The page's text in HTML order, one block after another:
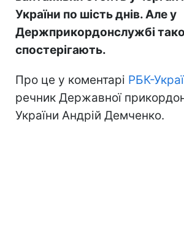
України по шість днів. Але у
Держприкордонслужбі
спостерігають.
Про це у коментарі РБК-
речник Державної
України Андрій Демченко.